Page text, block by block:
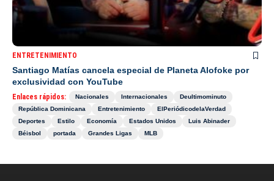
ENTRETENIMIENTO
Santiago Matías cancela especial de Planeta Alofoke por
exclusividad con YouTube
Enlaces rápidos: Nacionales Internacionales
Deultimominuto
República Dominicana
Entretenimiento
ElPeriódicodelaVerdad
Deportes
Estilo Economía Estados Unidos
Luis Abinader
Béisbol
portada Grandes Ligas MLB